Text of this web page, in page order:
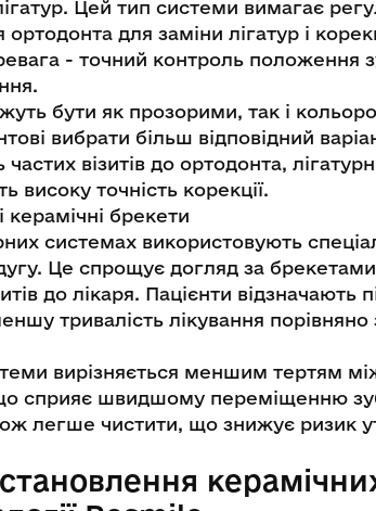
Цей тип системи вимагає
ортодонта для заміни лігатур і
- точний контроль положення
бути як прозорими, так і
вибрати більш відповідний
частих візитів до ортодонта,
високу точність корекції.
керамічні брекети
системах використовують
Це спрощує догляд за брекетами
до лікаря. Пацієнти відзначають
тривалість лікування порівняно
вирізняється меншим тертям
сприяє швидшому переміщенню
легше чистити, що знижує ризик